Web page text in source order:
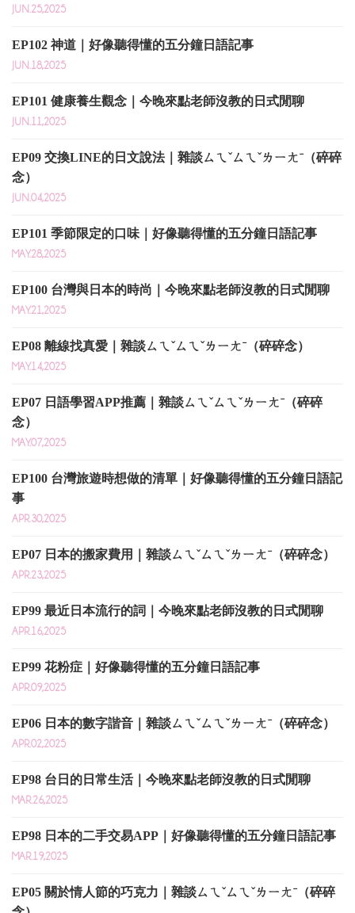
JUN.25,2025
EP102 神道｜好像聽得懂的五分鐘日語記事
JUN.18,2025
EP101 健康養生觀念｜今晚來點老師沒教的日式閒聊
JUN.11,2025
EP09 交換LINE的日文說法｜雜談ㄙㄟˇㄙㄟˇㄌㄧㄤˉ（碎碎
念）
JUN.04,2025
EP101 季節限定的口味｜好像聽得懂的五分鐘日語記事
MAY.28,2025
EP100 台灣與日本的時尚｜今晚來點老師沒教的日式閒聊
MAY.21,2025
EP08 離線找真愛｜雜談ㄙㄟˇㄙㄟˇㄌㄧㄤˉ（碎碎念）
MAY.14,2025
EP07 日語學習APP推薦｜雜談ㄙㄟˇㄙㄟˇㄌㄧㄤˉ（碎碎
念）
MAY.07,2025
EP100 台灣旅遊時想做的清單｜好像聽得懂的五分鐘日語記
事
APR.30,2025
EP07 日本的搬家費用｜雜談ㄙㄟˇㄙㄟˇㄌㄧㄤˉ（碎碎念）
APR.23,2025
EP99 最近日本流行的詞｜今晚來點老師沒教的日式閒聊
APR.16,2025
EP99 花粉症｜好像聽得懂的五分鐘日語記事
APR.09,2025
EP06 日本的數字諧音｜雜談ㄙㄟˇㄙㄟˇㄌㄧㄤˉ（碎碎念）
APR.02,2025
EP98 台日的日常生活｜今晚來點老師沒教的日式閒聊
MAR.26,2025
EP98 日本的二手交易APP｜好像聽得懂的五分鐘日語記事
MAR.19,2025
EP05 關於情人節的巧克力｜雜談ㄙㄟˇㄙㄟˇㄌㄧㄤˉ（碎碎